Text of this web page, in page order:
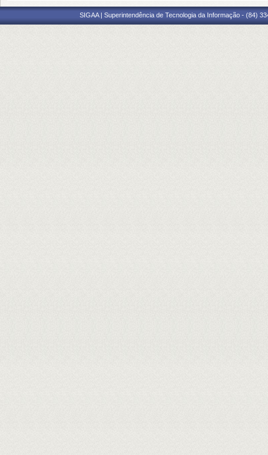
SIGAA | Superintendência de Tecnologia da Informação - (84)